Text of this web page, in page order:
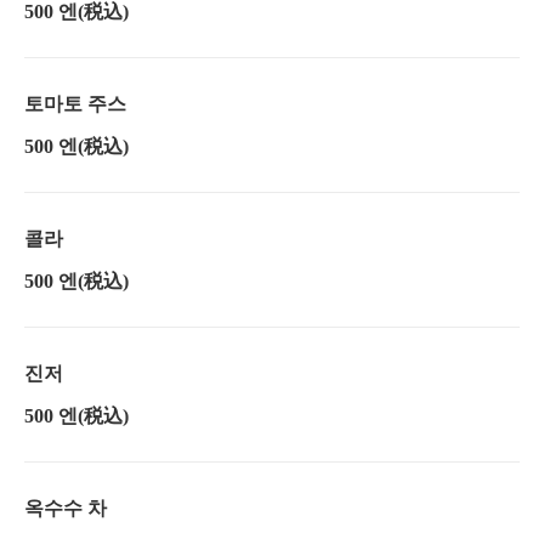
500 엔 (税込)
토마토 주스
500 엔 (税込)
콜라
500 엔 (税込)
진저
500 엔 (税込)
옥수수 차